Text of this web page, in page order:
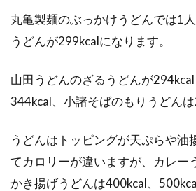
る体重は...
体を動かすエネ
収する時間は
体を動かすためには
そのエネルギーは食
います。...
丸亀製麺のぶっかけうどんでは1
うどんが299kcalになります。
山田うどんのざるうどんが
344kcal、小諸そばのもりうどんは
うどんはトッピングが天ぷらや油
てカロリーが違いますが、カレー
かき揚げうどんは400kcal、